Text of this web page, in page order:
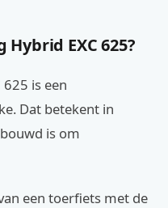
EXC 625?
625 is een
Dat betekent in
is om
een toerfiets met de